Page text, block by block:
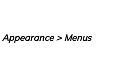
Appearance > Menus